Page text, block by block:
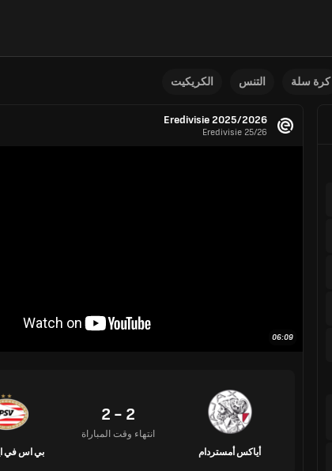
كرة سلة التنس الكريكيت
Eredivisie 2025/2026
Eredivisie 25/26
06:09
أياكس أمستردام
2 - 2
انتهاء وقت المباراة
بي اس في